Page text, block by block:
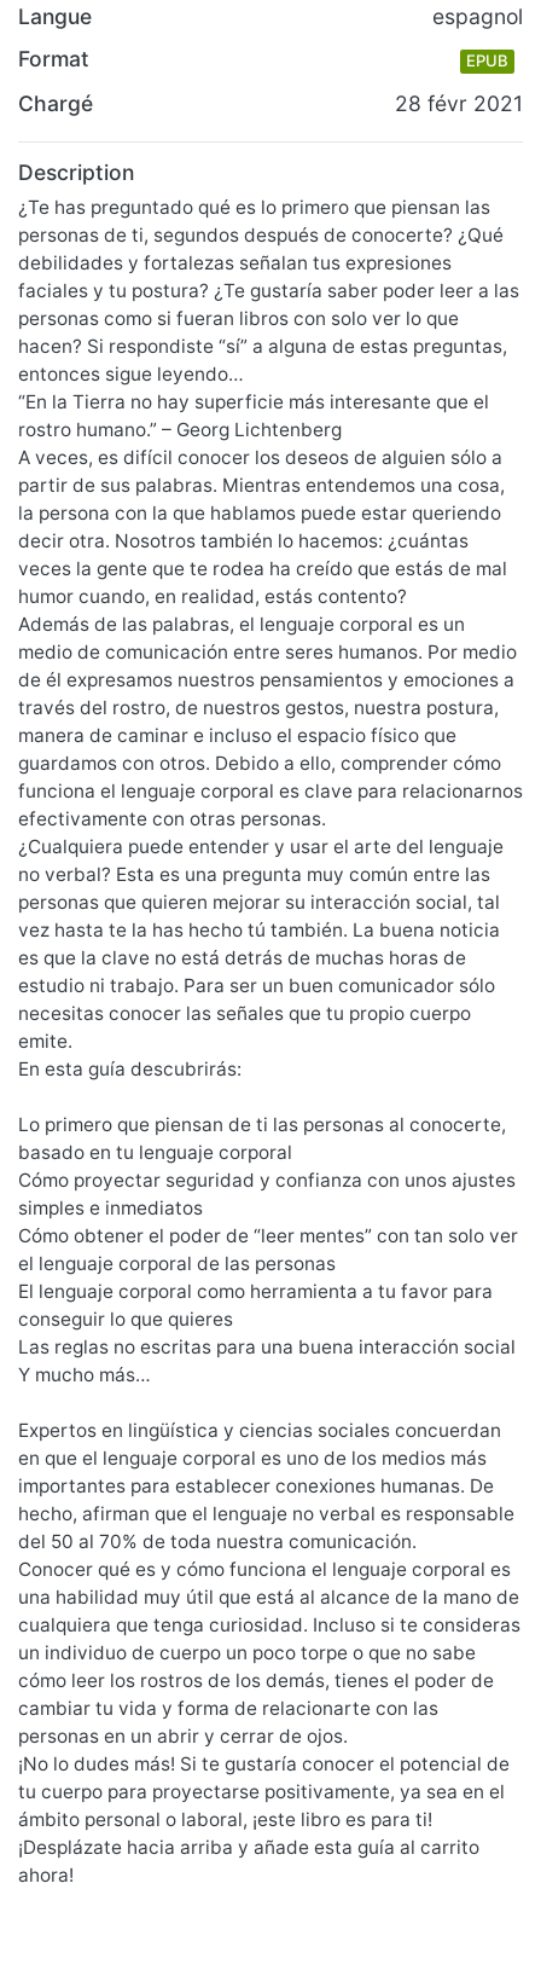
Langue
espagnol
Format
EPUB
Chargé 28 févr 2021
Description
¿Te has preguntado qué es lo primero que piensan las
personas de ti, segundos después de conocerte? ¿Qué
debilidades y fortalezas señalan tus expresiones
faciales y tu postura? ¿Te gustaría saber poder leer a las
personas como si fueran libros con solo ver lo que
hacen? Si respondiste “sí” a alguna de estas preguntas,
entonces sigue leyendo…
“En la Tierra no hay superficie más interesante que el
rostro humano.” – Georg Lichtenberg
A veces, es difícil conocer los deseos de alguien sólo a
partir de sus palabras. Mientras entendemos una cosa,
la persona con la que hablamos puede estar queriendo
decir otra. Nosotros también lo hacemos: ¿cuántas
veces la gente que te rodea ha creído que estás de mal
humor cuando, en realidad, estás contento?
Además de las palabras, el lenguaje corporal es un
medio de comunicación entre seres humanos. Por medio
de él expresamos nuestros pensamientos y emociones a
través del rostro, de nuestros gestos, nuestra postura,
manera de caminar e incluso el espacio físico que
guardamos con otros. Debido a ello, comprender cómo
funciona el lenguaje corporal es clave para relacionarnos
efectivamente con otras personas.
¿Cualquiera puede entender y usar el arte del lenguaje
no verbal? Esta es una pregunta muy común entre las
personas que quieren mejorar su interacción social, tal
vez hasta te la has hecho tú también. La buena noticia
es que la clave no está detrás de muchas horas de
estudio ni trabajo. Para ser un buen comunicador sólo
necesitas conocer las señales que tu propio cuerpo
emite.
En esta guía descubrirás:
Lo primero que piensan de ti las personas al conocerte,
basado en tu lenguaje corporal
Cómo proyectar seguridad y confianza con unos ajustes
simples e inmediatos
Cómo obtener el poder de “leer mentes” con tan solo ver
el lenguaje corporal de las personas
El lenguaje corporal como herramienta a tu favor para
conseguir lo que quieres
Las reglas no escritas para una buena interacción social
Y mucho más…
Expertos en lingüística y ciencias sociales concuerdan
en que el lenguaje corporal es uno de los medios más
importantes para establecer conexiones humanas. De
hecho, afirman que el lenguaje no verbal es responsable
del 50 al 70% de toda nuestra comunicación.
Conocer qué es y cómo funciona el lenguaje corporal es
una habilidad muy útil que está al alcance de la mano de
cualquiera que tenga curiosidad. Incluso si te consideras
un individuo de cuerpo un poco torpe o que no sabe
cómo leer los rostros de los demás, tienes el poder de
cambiar tu vida y forma de relacionarte con las
personas en un abrir y cerrar de ojos.
¡No lo dudes más! Si te gustaría conocer el potencial de
tu cuerpo para proyectarse positivamente, ya sea en el
ámbito personal o laboral, ¡este libro es para ti!
¡Desplázate hacia arriba y añade esta guía al carrito
ahora!